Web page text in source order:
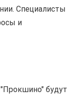
Специалисты
и
будут